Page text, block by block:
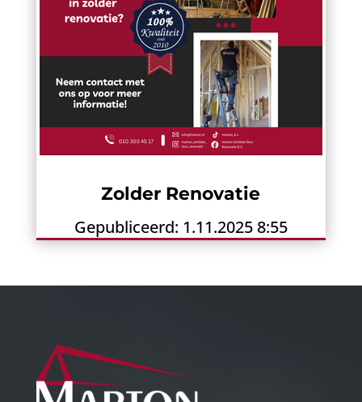
Zolder Renovatie
Gepubliceerd: 1.11.2025 8:55